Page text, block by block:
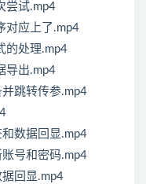
尝试.mp4
对应上了.mp4
的处理.mp4
导出.mp4
并跳转传参.mp4
和数据回显.mp4
账号和密码.mp4
据回显.mp4